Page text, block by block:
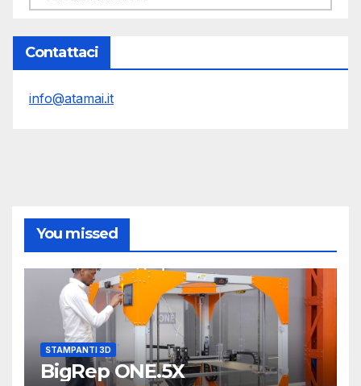
Contattaci
info@atamai.it
You missed
STAMPANTI 3D
BigRep ONE.5X